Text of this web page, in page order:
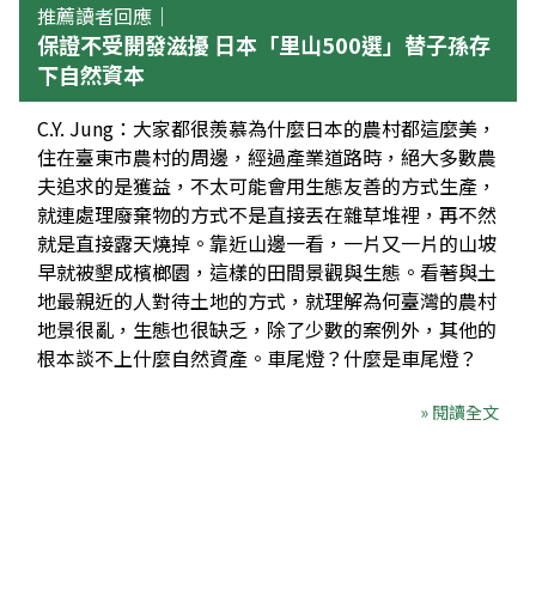
推薦讀者回應｜
保證不受開發滋擾 日本「里山500選」替子孫存
下自然資本
C.Y. Jung：大家都很羨慕為什麼日本的農村都這麼美，
住在臺東市農村的周邊，經過產業道路時，絕大多數農
夫追求的是獲益，不太可能會用生態友善的方式生產，
就連處理廢棄物的方式不是直接丟在雜草堆裡，再不然
就是直接露天燒掉。靠近山邊一看，一片又一片的山坡
早就被墾成檳榔園，這樣的田間景觀與生態。看著與土
地最親近的人對待土地的方式，就理解為何臺灣的農村
地景很亂，生態也很缺乏，除了少數的案例外，其他的
根本談不上什麼自然資產。車尾燈？什麼是車尾燈？
» 閱讀全文